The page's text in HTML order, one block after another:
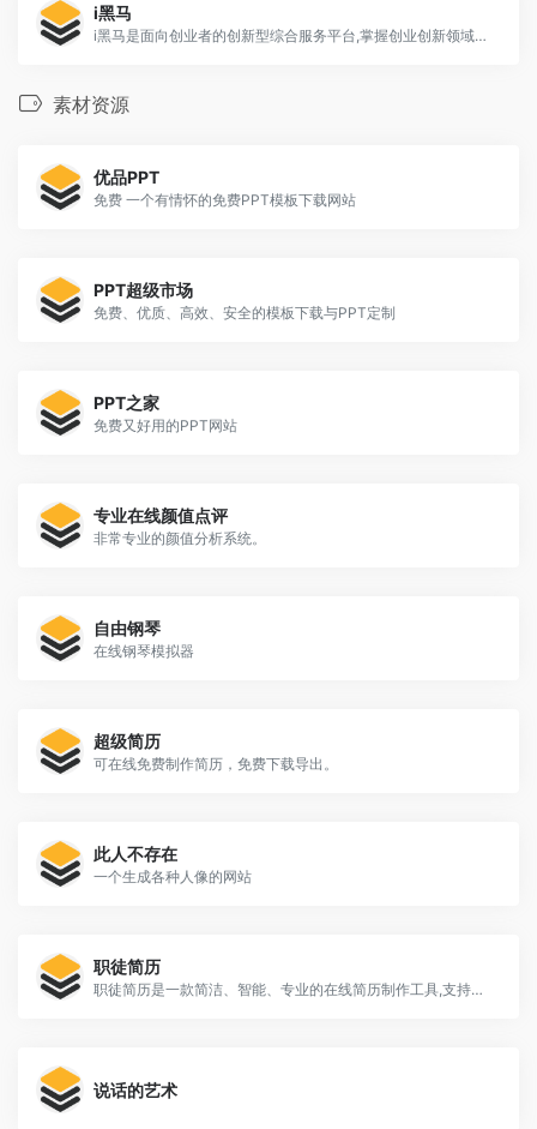
i黑马
i黑马是面向创业者的创新型综合服务平台,掌握创业创新领域强有力话语权的媒体矩阵,致力于帮助创业者获得投资、人才、宣传和经验。
素材资源
优品PPT
免费 一个有情怀的免费PPT模板下载网站
PPT超级市场
免费、优质、高效、安全的模板下载与PPT定制
PPT之家
免费又好用的PPT网站
专业在线颜值点评
非常专业的颜值分析系统。
自由钢琴
在线钢琴模拟器
超级简历
可在线免费制作简历，免费下载导出。
此人不存在
一个生成各种人像的网站
职徒简历
职徒简历是一款简洁、智能、专业的在线简历制作工具,支持电脑端和手机端同步进行简历创建、简历导入和简历编辑,免费创建，免费下载。
说话的艺术